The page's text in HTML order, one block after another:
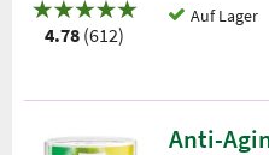
4.78 (612)
Auf Lager
Anti-